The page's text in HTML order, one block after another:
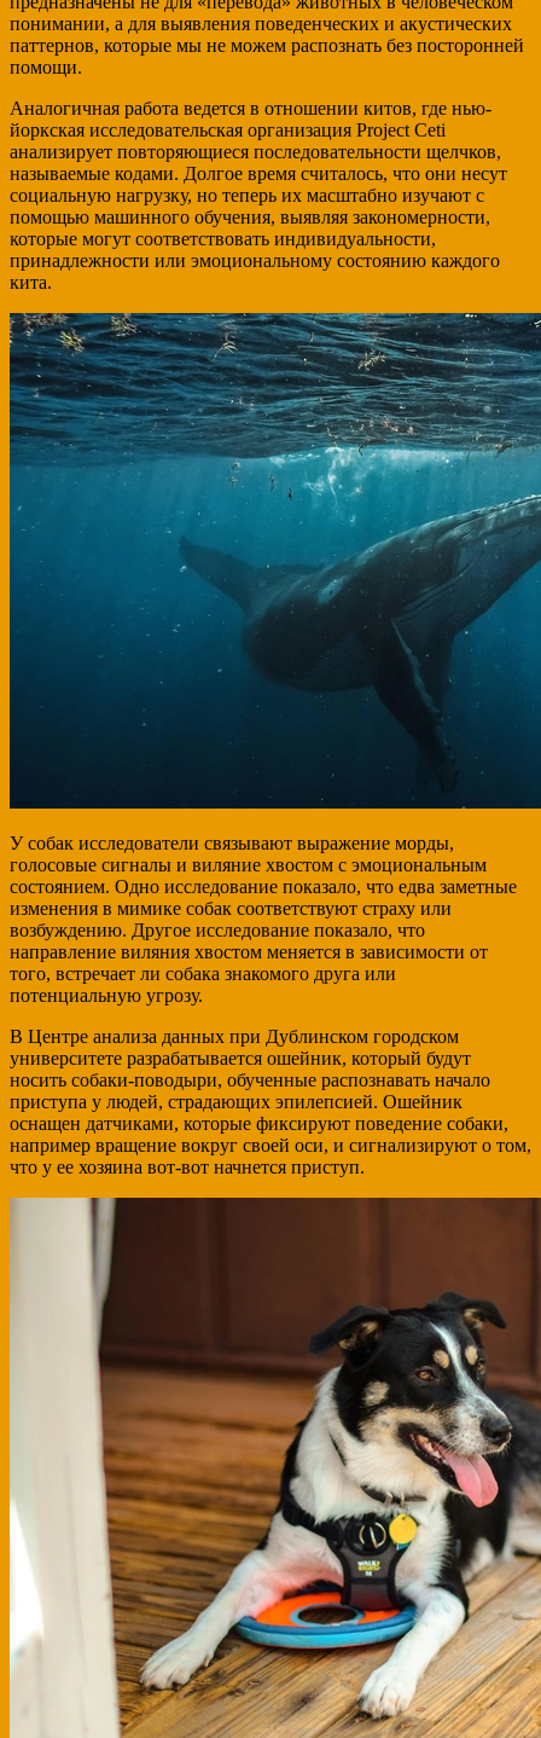
понимании, а для выявления поведенческих и акустических
паттернов, которые мы не можем распознать без посторонней
помощи.
Аналогичная работа ведется в отношении китов, где нью-
йоркская исследовательская организация Project Ceti
анализирует повторяющиеся последовательности щелчков,
называемые кодами. Долгое время считалось, что они несут
социальную нагрузку, но теперь их масштабно изучают с
помощью машинного обучения, выявляя закономерности,
которые могут соответствовать индивидуальности,
принадлежности или эмоциональному состоянию каждого
кита.
У собак исследователи связывают выражение морды,
голосовые сигналы и виляние хвостом с эмоциональным
состоянием. Одно исследование показало, что едва заметные
изменения в мимике собак соответствуют страху или
возбуждению. Другое исследование показало, что
направление виляния хвостом меняется в зависимости от
того, встречает ли собака знакомого друга или
потенциальную угрозу.
В Центре анализа данных при Дублинском городском
университете разрабатывается ошейник, который будут
носить собаки-поводыри, обученные распознавать начало
приступа у людей, страдающих эпилепсией. Ошейник
оснащен датчиками, которые фиксируют поведение собаки,
например вращение вокруг своей оси, и сигнализируют о том,
что у ее хозяина вот-вот начнется приступ.